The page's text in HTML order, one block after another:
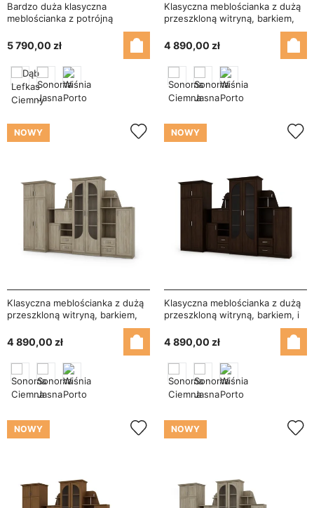
Bardzo duża klasyczna
meblościanka z potrójną
witryną, pojemną szafą i szafką
RTV 440×207 cm Sonoma Jasna
– HADES + Szafa + RTV
5 790,00 zł
Klasyczna meblościanka z dużą
przeszkloną witryną, barkiem,
bieliźniarką i pojemną szafą
320×207 cm Wiśnia Porto –
TEXAS + Szafa
4 890,00 zł
NOWY
Klasyczna meblościanka z dużą
przeszkloną witryną, barkiem,
bieliźniarką i pojemną szafą
320×207 cm Sonoma Jasna –
TEXAS + Szafa
4 890,00 zł
NOWY
Klasyczna meblościanka z dużą
przeszkloną witryną, barkiem, i
pojemną szafą 320×207 cm
Sonoma Ciemna – TEXAS +
4 890,00 zł
NOWY NOWY